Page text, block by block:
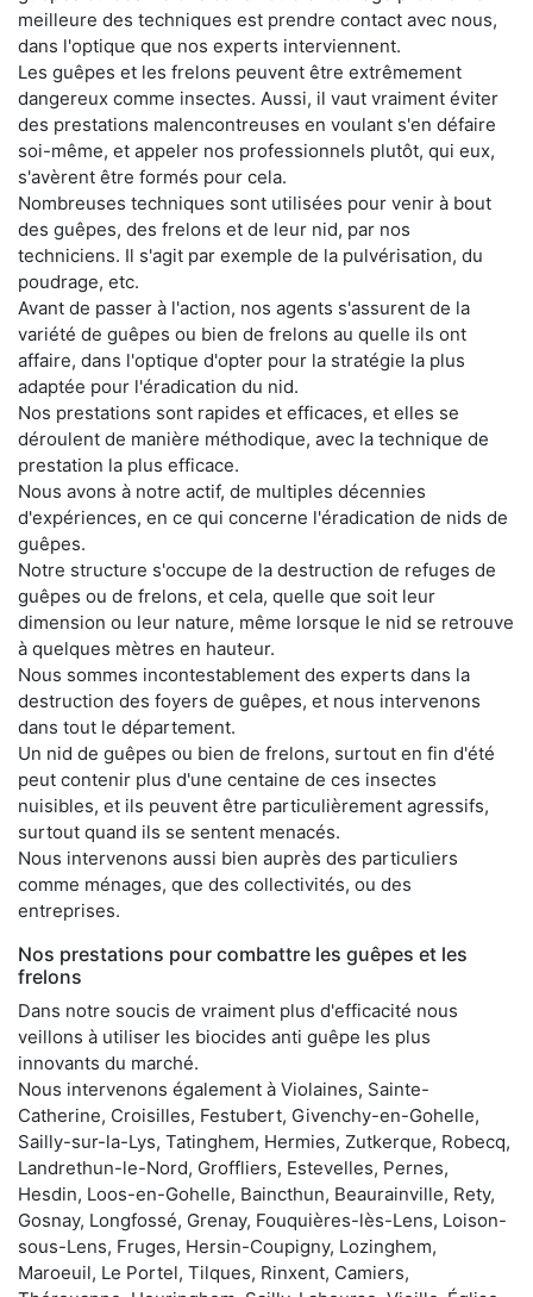
meilleure des techniques est prendre contact avec nous,
dans l'optique que nos experts interviennent.
Les guêpes et les frelons peuvent être extrêmement
dangereux comme insectes. Aussi, il vaut vraiment éviter
des prestations malencontreuses en voulant s'en défaire
soi-même, et appeler nos professionnels plutôt, qui eux,
s'avèrent être formés pour cela.
Nombreuses techniques sont utilisées pour venir à bout
des guêpes, des frelons et de leur nid, par nos
techniciens. Il s'agit par exemple de la pulvérisation, du
poudrage, etc.
Avant de passer à l'action, nos agents s'assurent de la
variété de guêpes ou bien de frelons au quelle ils ont
affaire, dans l'optique d'opter pour la stratégie la plus
adaptée pour l'éradication du nid.
Nos prestations sont rapides et efficaces, et elles se
déroulent de manière méthodique, avec la technique de
prestation la plus efficace.
Nous avons à notre actif, de multiples décennies
d'expériences, en ce qui concerne l'éradication de nids de
guêpes.
Notre structure s'occupe de la destruction de refuges de
guêpes ou de frelons, et cela, quelle que soit leur
dimension ou leur nature, même lorsque le nid se retrouve
à quelques mètres en hauteur.
Nous sommes incontestablement des experts dans la
destruction des foyers de guêpes, et nous intervenons
dans tout le département.
Un nid de guêpes ou bien de frelons, surtout en fin d'été
peut contenir plus d'une centaine de ces insectes
nuisibles, et ils peuvent être particulièrement agressifs,
surtout quand ils se sentent menacés.
Nous intervenons aussi bien auprès des particuliers
comme ménages, que des collectivités, ou des
entreprises.
Nos prestations pour combattre les guêpes et les
frelons
Dans notre soucis de vraiment plus d'efficacité nous
veillons à utiliser les biocides anti guêpe les plus
innovants du marché.
Nous intervenons également à Violaines, Sainte-
Catherine, Croisilles, Festubert, Givenchy-en-Gohelle,
Sailly-sur-la-Lys, Tatinghem, Hermies, Zutkerque, Robecq,
Landrethun-le-Nord, Groffliers, Estevelles, Pernes,
Hesdin, Loos-en-Gohelle, Baincthun, Beaurainville, Rety,
Gosnay, Longfossé, Grenay, Fouquières-lès-Lens, Loison-
sous-Lens, Fruges, Hersin-Coupigny, Lozinghem,
Maroeuil, Le Portel, Tilques, Rinxent, Camiers,